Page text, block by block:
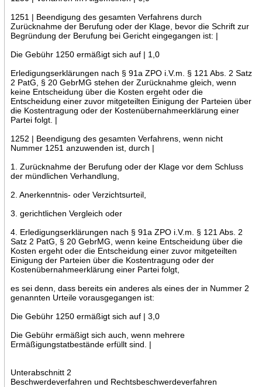
1251 | Beendigung des gesamten Verfahrens durch
Zurücknahme der Berufung oder der Klage, bevor die Schrift zur
Begründung der Berufung bei Gericht eingegangen ist: |
Die Gebühr 1250 ermäßigt sich auf | 1,0
Erledigungserklärungen nach § 91a ZPO i.V.m. § 121 Abs. 2 Satz
2 PatG, § 20 GebrMG stehen der Zurücknahme gleich, wenn
keine Entscheidung über die Kosten ergeht oder die
Entscheidung einer zuvor mitgeteilten Einigung der Parteien über
die Kostentragung oder der Kostenübernahmeerklärung einer
Partei folgt. |
1252 | Beendigung des gesamten Verfahrens, wenn nicht
Nummer 1251 anzuwenden ist, durch |
1. Zurücknahme der Berufung oder der Klage vor dem Schluss
der mündlichen Verhandlung,
2. Anerkenntnis- oder Verzichtsurteil,
3. gerichtlichen Vergleich oder
4. Erledigungserklärungen nach § 91a ZPO i.V.m. § 121 Abs. 2
Satz 2 PatG, § 20 GebrMG, wenn keine Entscheidung über die
Kosten ergeht oder die Entscheidung einer zuvor mitgeteilten
Einigung der Parteien über die Kostentragung oder der
Kostenübernahmeerklärung einer Partei folgt,
es sei denn, dass bereits ein anderes als eines der in Nummer 2
genannten Urteile vorausgegangen ist:
Die Gebühr 1250 ermäßigt sich auf | 3,0
Die Gebühr ermäßigt sich auch, wenn mehrere
Ermäßigungstatbestände erfüllt sind. |
Unterabschnitt 2
Beschwerdeverfahren und Rechtsbeschwerdeverfahren